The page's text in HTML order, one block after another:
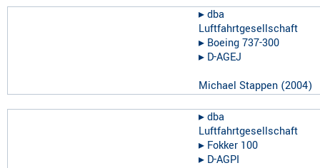
▸︎dba
Luftfahrtgesellschaft
▸︎ Boeing 737-300
▸︎ D-AGEJ
Michael Stappen (2004)
▸︎dba
Luftfahrtgesellschaft
▸︎ Fokker 100
▸︎ D-AGPI